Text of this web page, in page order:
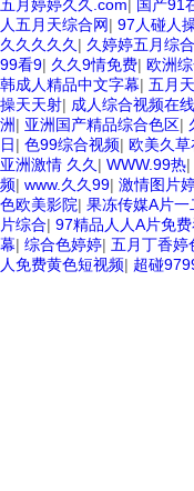
五月婷婷久久.com| 国产91
人五月天综合网| 97人碰人
久久久久久 | 久婷婷五月综
99看9| 久久9情免费| 欧洲
韩成人精品中文字幕| 五月
操天天射| 成人综合视频在线
洲| 亚洲国产精品综合色区|
日| 色99综合视频| 欧美久
亚洲激情 久久 | WWW.99热|
频| www.久久99| 激情图片
色欧美影院| 果冻传媒A片一
片综合| 97精品人人A片免
幕| 综合色婷婷| 五月丁香婷
人免费黄色短视频| 超碰